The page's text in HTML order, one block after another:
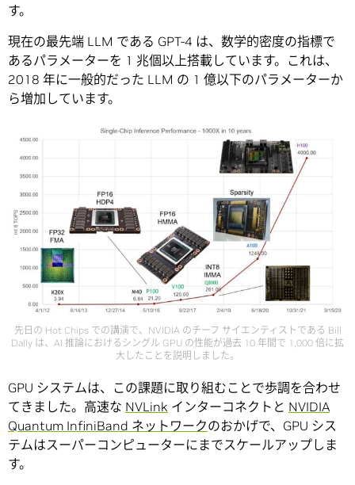
す。
現在の最先端 LLM である GPT-4 は、数学的密度の指標で
あるパラメーターを 1 兆個以上搭載しています。これは、
2018 年に一般的だった LLM の 1 億以下のパラメーターか
ら増加しています。
先日の Hot Chips での講演で、NVIDIA のチーフ サイエンティストである Bill
Dally は、AI 推論におけるシングル GPU の性能が過去 10 年間で 1,000 倍に拡
大したことを説明しました。
GPU システムは、この課題に取り組むことで歩調を合わせ
てきました。高速な NVLink インターコネクトと NVIDIA
Quantum InfiniBand ネットワークのおかげで、GPU シス
テムはスーパーコンピューターにまでスケールアップしま
す。